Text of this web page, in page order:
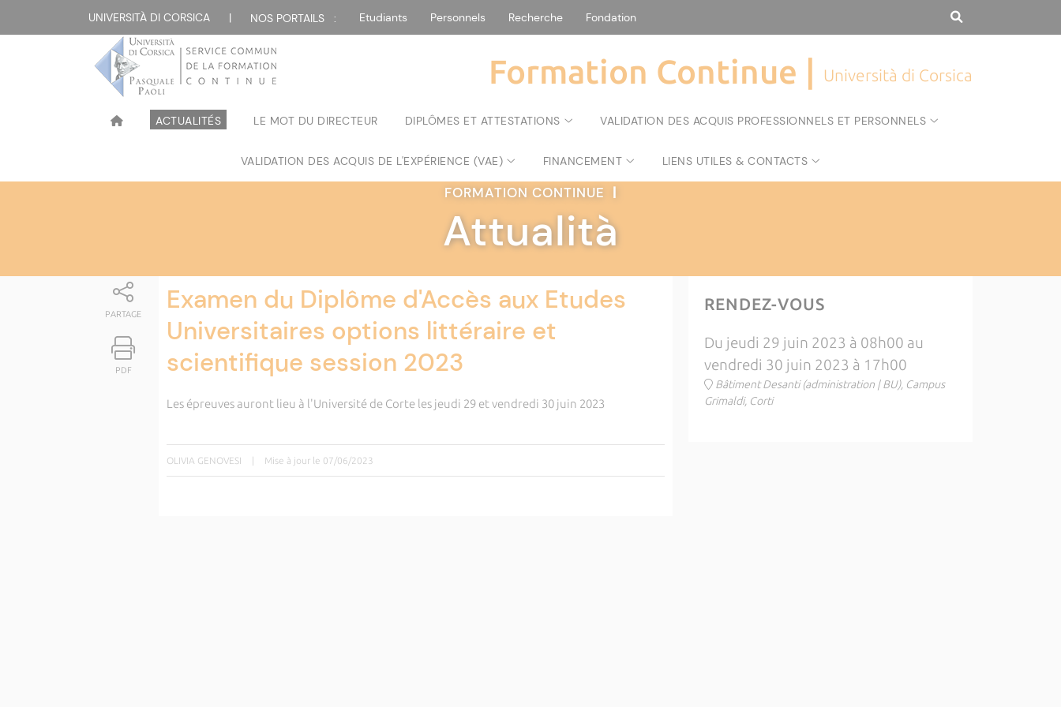
UNIVERSITÀ DI CORSICA | NOS PORTAILS : Etudiants Personnels Recherche Fondation
Formation Continue | Università di Corsica
ACTUALITÉS LE MOT DU DIRECTEUR DIPLÔMES ET ATTESTATIONS VALIDATION DES ACQUIS PROFESSIONNELS ET PERSONNELS
VALIDATION DES ACQUIS DE L'EXPÉRIENCE (VAE) FINANCEMENT LIENS UTILES & CONTACTS
FORMATION CONTINUE |
Attualità
PARTAGE
PDF
Examen du Diplôme d'Accès aux Etudes
Universitaires options littéraire et
scientifique session 2023
Les épreuves auront lieu à l'Université de Corte les jeudi 29 et vendredi 30 juin 2023
OLIVIA GENOVESI | Mise à jour le 07/06/2023
RENDEZ-VOUS
Du jeudi 29 juin 2023 à 08h00 au
vendredi 30 juin 2023 à 17h00
Bâtiment Desanti (administration | BU), Campus
Grimaldi, Corti